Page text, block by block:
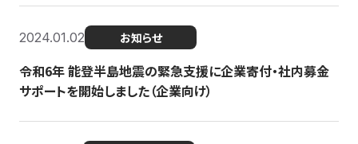
2024.01.02 お知らせ
令和6年 能登半島地震の緊急支援に企業寄付・社内募金
サポートを開始しました（企業向け）